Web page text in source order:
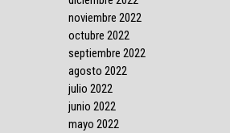
noviembre 2022
octubre 2022
septiembre 2022
agosto 2022
julio 2022
junio 2022
mayo 2022